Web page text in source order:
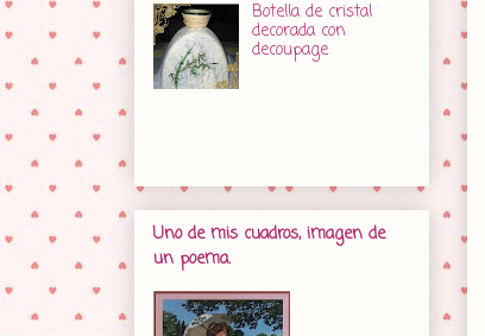
Botella de cristal
decorada con
decoupage
Uno de mis cuadros, imagen de
un poema.